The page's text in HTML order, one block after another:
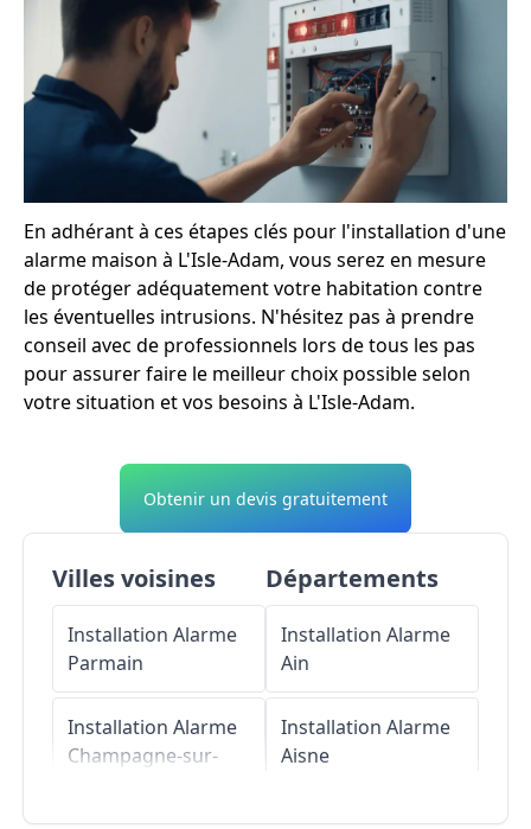
En adhérant à ces étapes clés pour l'installation d'une
alarme maison à L'Isle-Adam, vous serez en mesure
de protéger adéquatement votre habitation contre
les éventuelles intrusions. N'hésitez pas à prendre
conseil avec de professionnels lors de tous les pas
pour assurer faire le meilleur choix possible selon
votre situation et vos besoins à L'Isle-Adam.
Obtenir un devis gratuitement
Villes voisines
Installation Alarme
Parmain
Installation Alarme
Champagne-sur-
Départements
Installation Alarme
Ain
Installation Alarme
Aisne
Installation Alarme